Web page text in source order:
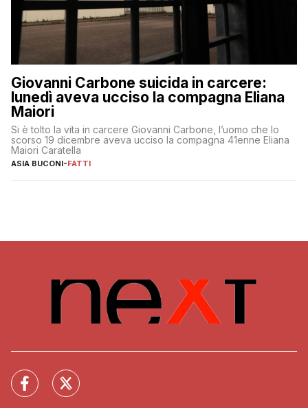
Giovanni Carbone suicida in carcere:
lunedì aveva ucciso la compagna Eliana
Maiori
Si è tolto la vita in carcere Giovanni Carbone, l’uomo che lo
scorso 19 dicembre aveva ucciso la compagna 41enne Eliana
Maiori Caratella
ASIA BUCONI-FATTI